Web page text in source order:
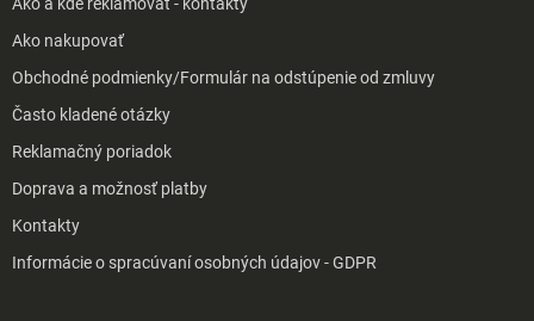
Ako nakupovať
Obchodné podmienky/Formulár na odstúpenie od zmluvy
Často kladené otázky
Reklamačný poriadok
Doprava a možnosť platby
Kontakty
Informácie o spracúvaní osobných údajov - GDPR